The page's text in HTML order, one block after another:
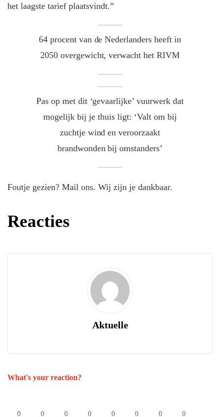
het laagste tarief plaatsvindt.”
64 procent van de Nederlanders heeft in
2050 overgewicht, verwacht het RIVM
Pas op met dit ‘gevaarlijke’ vuurwerk dat
mogelijk bij je thuis ligt: ‘Valt om bij
zuchtje wind en veroorzaakt
brandwonden bij omstanders’
Foutje gezien? Mail ons. Wij zijn je dankbaar.
Reacties
Aktuelle
What's your reaction?
0 0 0 0 0 0 0 0